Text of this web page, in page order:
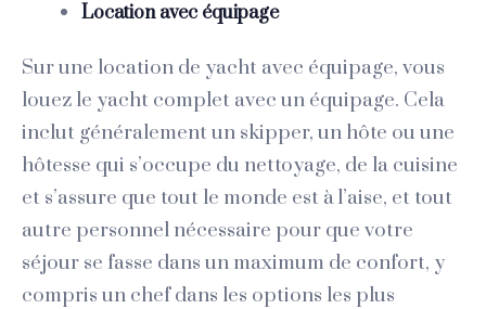
Location avec équipage
Sur une location de yacht avec équipage, vous
louez le yacht complet avec un équipage. Cela
inclut généralement un skipper, un hôte ou une
hôtesse qui s’occupe du nettoyage, de la cuisine
et s’assure que tout le monde est à l’aise, et tout
autre personnel nécessaire pour que votre
séjour se fasse dans un maximum de confort, y
compris un chef dans les options les plus